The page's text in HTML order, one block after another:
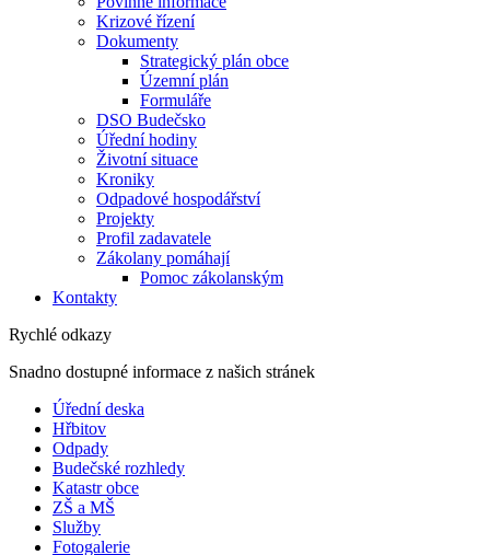
Krizové řízení
Dokumenty
Strategický plán obce
Územní plán
Formuláře
DSO Budečsko
Úřední hodiny
Životní situace
Kroniky
Odpadové hospodářství
Projekty
Profil zadavatele
Zákolany pomáhají
Pomoc zákolanským
Kontakty
Rychlé odkazy
Snadno dostupné informace z našich stránek
Úřední deska
Hřbitov
Odpady
Budečské rozhledy
Katastr obce
ZŠ a MŠ
Služby
Fotogalerie